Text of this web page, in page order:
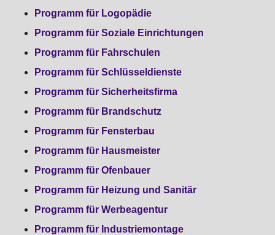
Programm für Logopädie
Programm für Soziale Einrichtungen
Programm für Fahrschulen
Programm für Schlüsseldienste
Programm für Sicherheitsfirma
Programm für Brandschutz
Programm für Fensterbau
Programm für Hausmeister
Programm für Ofenbauer
Programm für Heizung und Sanitär
Programm für Werbeagentur
Programm für Industriemontage